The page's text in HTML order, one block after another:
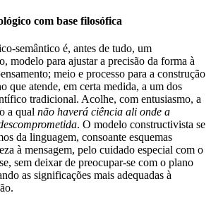
com base filosófica
semântico é, antes de tudo, um
modelo para ajustar a precisão da forma à
meio e processo para a construção
que atende, em certa medida, a um dos
tradicional. Acolhe, com entusiasmo, a
a qual não haverá ciência ali onde a
. O modelo constructivista se
da linguagem, consoante esquemas
à mensagem, pelo cuidado especial com o
sem deixar de preocupar-se com o plano
as significações mais adequadas à